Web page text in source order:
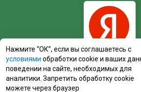
Нажмите “ОК”, если вы соглашаетесь с
условиями обработки cookie и ваших
поведении на сайте, необходимых для
аналитики. Запретить обработку cookie
можете через браузер